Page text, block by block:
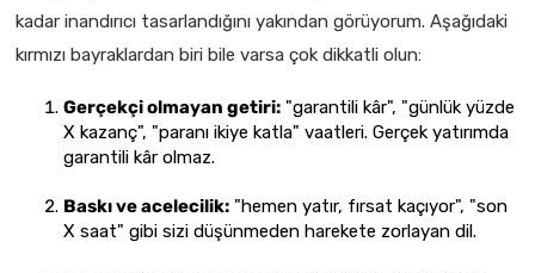
kadar inandırıcı tasarlandığını yakından görüyorum. Aşağıdaki
kırmızı bayraklardan biri bile varsa çok dikkatli olun:
Gerçekçi olmayan getiri: "garantili kâr", "günlük yüzde
X kazanç", "paranı ikiye katla" vaatleri. Gerçek yatırımda
garantili kâr olmaz.
Baskı ve acelecilik: "hemen yatır, fırsat kaçıyor", "son
X saat" gibi sizi düşünmeden harekete zorlayan dil.